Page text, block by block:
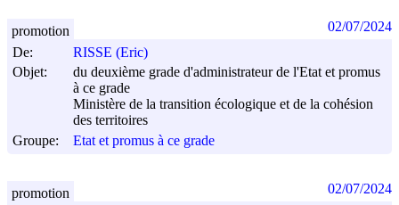
De:
RISSE (Eric)
Objet:
du deuxième grade d'administrateur de l'Etat et promus
à ce grade
Ministère de la transition écologique et de la cohésion
des territoires
Groupe:
Etat et promus à ce grade
promotion 02/07/2024
promotion 02/07/2024